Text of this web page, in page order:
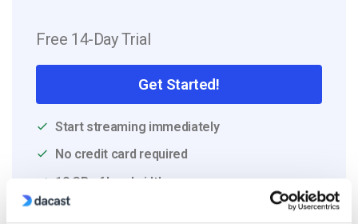
Free 14-Day Trial
Get Started!
Start streaming immediately
No credit card required
10 GB of bandwidth